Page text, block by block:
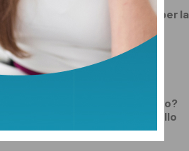
Numeri da record per la
Lamporecchio
DEMOGRAFICA
spermatozoi in calo?
Cosa c’è di vero nello
“Spermageddon”